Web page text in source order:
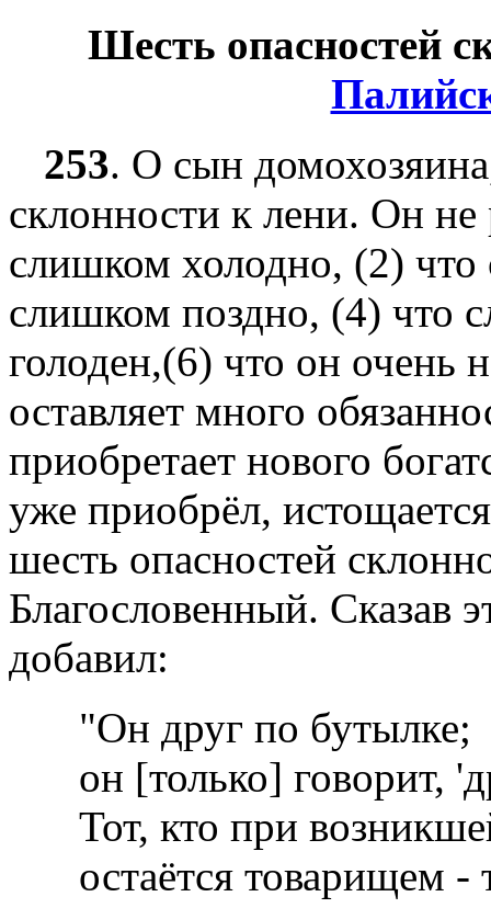
Шесть опасностей
253. О сын
склонности к лени. Он не
слишком холодно, (2)
слишком поздно, (4) что
голоден,(6) что он очень
оставляет много
приобретает нового
уже приобрёл,
шесть опасностей
Благословенный. Сказав
добавил:
"Он друг по бутылке;
он [только] говорит,
Тот, кто при
остаётся товарищем -